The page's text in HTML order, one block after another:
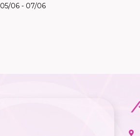
05/06 - 07/06